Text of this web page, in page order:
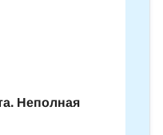
Неполная